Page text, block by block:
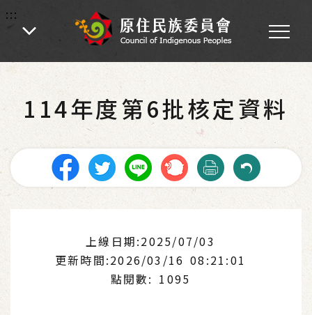
:::
:::
首頁 業務專區 - 各處業務 - 土地管理
-
補辦增劃編原住民保留地實施計畫
114年度第6批核定資料
上線日期:2025/07/03
更新時間:2026/03/16 08:21:01
點閱數: 1095